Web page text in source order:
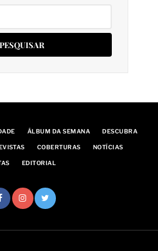
ÁLBUM DA SEMANA DESCUBRA
COBERTURAS NOTÍCIAS
EDITORIAL